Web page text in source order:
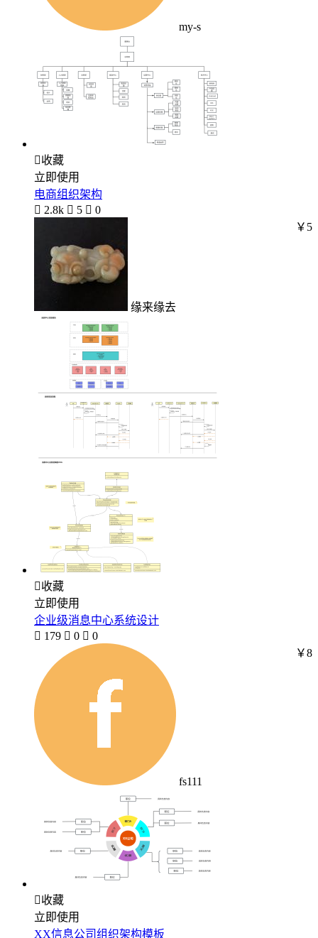
my-s
收藏
立即使用
电商组织架构
 2.8k  5  0
缘来缘去
￥5
收藏
立即使用
企业级消息中心系统设计
 179  0  0
fs111
￥8
收藏
立即使用
XX信息公司组织架构模板